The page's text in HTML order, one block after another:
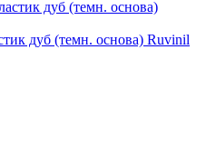
дуб (темн. основа) Ruvinil